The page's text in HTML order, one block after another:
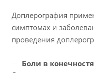
Доплерография
симптомах и
проведения
Боли в